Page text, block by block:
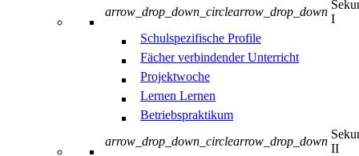
arrow_drop_down_circlearrow_drop_down
I
Schulspezifische Profile
Fächer verbindender Unterricht
Projektwoche
Lernen Lernen
Betriebspraktikum
arrow_drop_down_circlearrow_drop_down
II